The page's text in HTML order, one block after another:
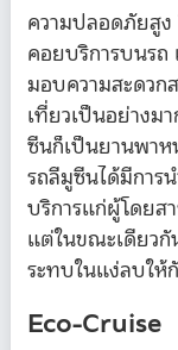
ความปลอดภัยสูง
คอยบริการบนรถ
มอบความสะดว
เที่ยวเป็นอย่างม
ซีนก็เป็นยานพาห
รถลีมูซีนได้มีการ
บริการแก่ผู้โดยส
แต่ในขณะเดียวกั
ระทบในแง่ลบให้
Eco-Cruise